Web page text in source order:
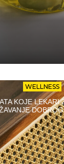
WELLNESS
KOJE LEKARI